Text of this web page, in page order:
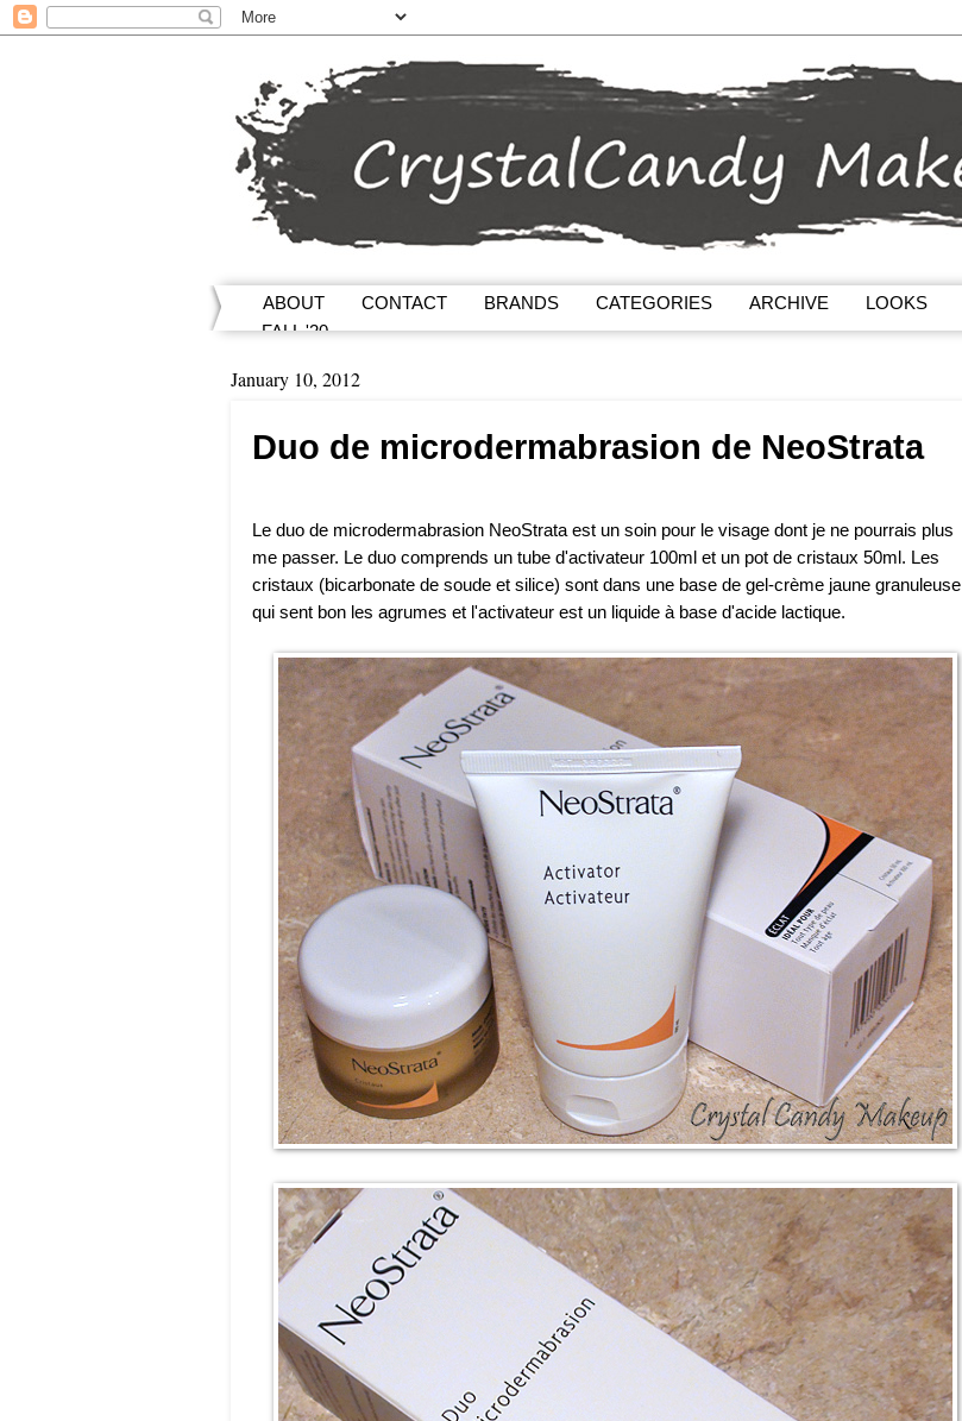
ABOUT CONTACT BRANDS CATEGORIES ARCHIVE LOOKS
FALL '20
January 10, 2012
Duo de microdermabrasion de NeoStrata
Le duo de microdermabrasion NeoStrata est un soin pour le visage dont je ne pourrais plus
me passer. Le duo comprends un tube d'activateur 100ml et un pot de cristaux 50ml. Les
cristaux (bicarbonate de soude et silice) sont dans une base de gel-crème jaune granuleuse
qui sent bon les agrumes et l'activateur est un liquide à base d'acide lactique.